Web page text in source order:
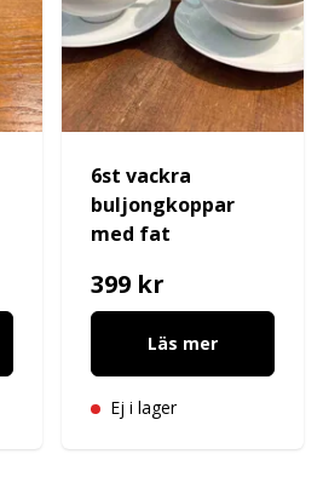
6st vackra
buljongkoppar
med fat
399 kr
Läs mer
Ej i lager